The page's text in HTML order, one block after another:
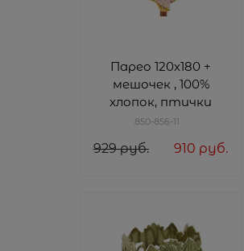
Парео 120х180 +
мешочек , 100%
хлопок, птички
850-856-11
929 руб. 910 руб.